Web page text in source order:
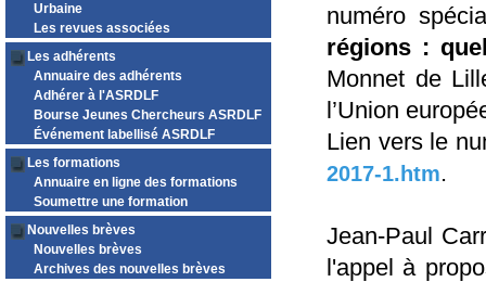
Urbaine
Les revues associées
Les adhérents
Annuaire des adhérents
Adhérer à l'ASRDLF
Bourse Jeunes Chercheurs ASRDLF
Événement labellisé ASRDLF
Les formations
Annuaire en ligne des formations
Soumettre une formation
Nouvelles brèves
Nouvelles brèves
Archives des nouvelles brèves
numéro
régions :
Monnet de
l’Union
Lien vers le
2017-1.htm.
Jean-Paul
l'appel à